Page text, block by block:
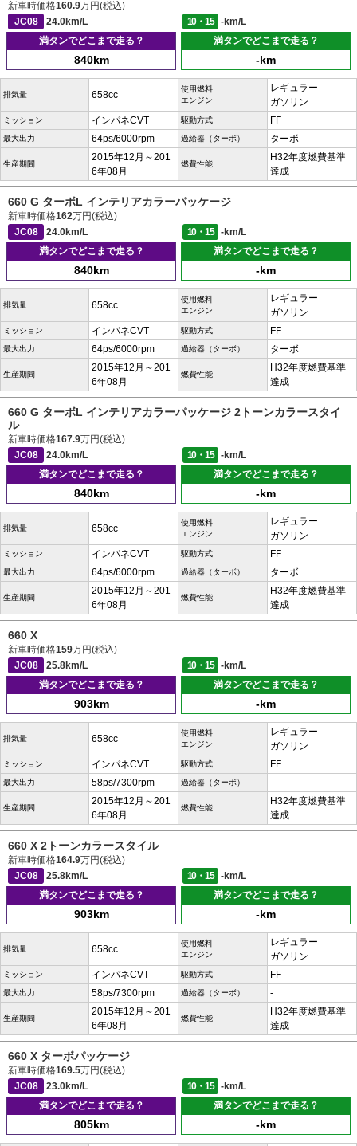
新車時価格160.9万円(税込)
JC08
24.0km/L 10・15
-km/L
満タンでどこまで走る？
840km
満タンでどこまで走る？
-km
排気量 658cc
使用燃料
エンジン
レギュラー
ガソリン
ミッション インパネCVT 駆動方式 FF
最大出力 64ps/6000rpm 過給器（ターボ） ターボ
生産期間
2015年12月～201
6年08月
燃費性能
H32年度燃費基準
達成
660 G ターボL インテリアカラーパッケージ
新車時価格162万円(税込)
JC08
24.0km/L 10・15
-km/L
満タンでどこまで走る？
840km
満タンでどこまで走る？
-km
排気量 658cc
使用燃料
エンジン
レギュラー
ガソリン
ミッション インパネCVT 駆動方式 FF
最大出力 64ps/6000rpm 過給器（ターボ） ターボ
生産期間
2015年12月～201
6年08月
燃費性能
H32年度燃費基準
達成
660 G ターボL インテリアカラーパッケージ 2トーンカラースタイ
ル
新車時価格167.9万円(税込)
JC08
24.0km/L 10・15
-km/L
満タンでどこまで走る？
840km
満タンでどこまで走る？
-km
排気量 658cc
使用燃料
エンジン
レギュラー
ガソリン
ミッション インパネCVT 駆動方式 FF
最大出力 64ps/6000rpm 過給器（ターボ） ターボ
生産期間
2015年12月～201
6年08月
燃費性能
H32年度燃費基準
達成
660 X
新車時価格159万円(税込)
JC08
25.8km/L 10・15
-km/L
満タンでどこまで走る？
903km
満タンでどこまで走る？
-km
排気量 658cc
使用燃料
エンジン
レギュラー
ガソリン
ミッション インパネCVT 駆動方式 FF
最大出力 58ps/7300rpm 過給器（ターボ） -
生産期間
2015年12月～201
6年08月
燃費性能
H32年度燃費基準
達成
660 X 2トーンカラースタイル
新車時価格164.9万円(税込)
JC08
25.8km/L 10・15
-km/L
満タンでどこまで走る？
903km
満タンでどこまで走る？
-km
排気量 658cc
使用燃料
エンジン
レギュラー
ガソリン
ミッション インパネCVT 駆動方式 FF
最大出力 58ps/7300rpm 過給器（ターボ） -
生産期間
2015年12月～201
6年08月
燃費性能
H32年度燃費基準
達成
660 X ターボパッケージ
新車時価格169.5万円(税込)
JC08
23.0km/L 10・15
-km/L
満タンでどこまで走る？
805km
満タンでどこまで走る？
-km